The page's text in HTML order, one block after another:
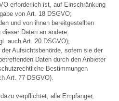
erforderlich ist, auf Einschränkung
von Art. 18 DSGVO;
und von ihnen bereitgestellten
Daten an andere
auch Art. 20 DSGVO);
Aufsichtsbehörde, sofern sie der
Daten durch den Anbieter
Bestimmungen
Art. 77 DSGVO).
verpflichtet, alle Empfänger,